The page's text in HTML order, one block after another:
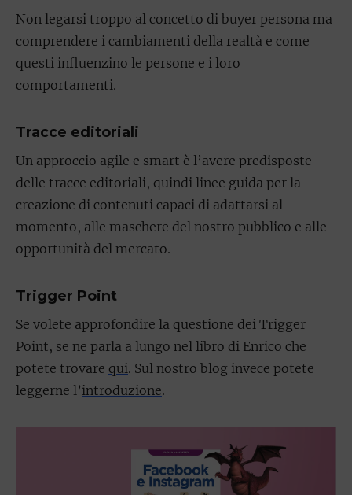
Non legarsi troppo al concetto di buyer persona ma
comprendere i cambiamenti della realtà e come
questi influenzino le persone e i loro
comportamenti.
Tracce editoriali
Un approccio agile e smart è l’avere predisposte
delle tracce editoriali, quindi linee guida per la
creazione di contenuti capaci di adattarsi al
momento, alle maschere del nostro pubblico e alle
opportunità del mercato.
Trigger Point
Se volete approfondire la questione dei Trigger
Point, se ne parla a lungo nel libro di Enrico che
potete trovare qui. Sul nostro blog invece potete
leggerne l’introduzione.